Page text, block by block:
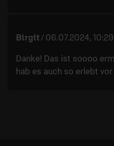
Birgit / 06.07.2024,
Danke! Das ist soooo
hab es auch so erlebt